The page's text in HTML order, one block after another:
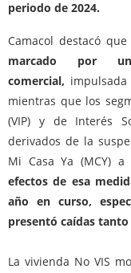
periodo de 2024.
Camacol destacó que
marcado por
comercial,
mientras que los
(VIP) y de Interés
derivados de la
Mi Casa Ya (MCY)
efectos de esa
año en curso,
presentó caídas
La vivienda No VIS